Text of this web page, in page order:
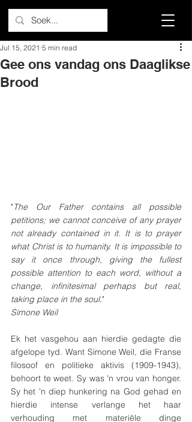
Gee ons vandag ons Daaglikse
Brood
Jul 15, 2021 5 min read
"The Our Father contains all possible
petitions; we cannot conceive of any prayer
not already contained in it. It is to prayer
what Christ is to humanity. It is impossible to
say it once through, giving the fullest
possible attention to each word, without a
change, infinitesimal perhaps but real,
taking place in the soul."
Simone Weil
Ek het vasgehou aan hierdie gedagte die
afgelope tyd. Want Simone Weil, die Franse
filosoof en politieke aktivis (1909-1943),
behoort te weet. Sy was 'n vrou van honger.
Sy het 'n diep hunkering na God gehad en
hierdie intense verlange het haar
verhouding met materiële dinge